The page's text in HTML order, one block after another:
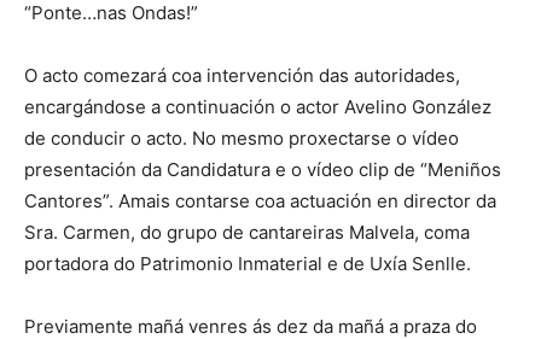
“Ponte…nas Ondas!”
O acto comezará coa intervención das autoridades,
encargándose a continuación o actor Avelino González
de conducir o acto. No mesmo proxectarse o vídeo
presentación da Candidatura e o vídeo clip de “Meniños
Cantores”. Amais contarse coa actuación en director da
Sra. Carmen, do grupo de cantareiras Malvela, coma
portadora do Patrimonio Inmaterial e de Uxía Senlle.
Previamente mañá venres ás dez da mañá a praza do